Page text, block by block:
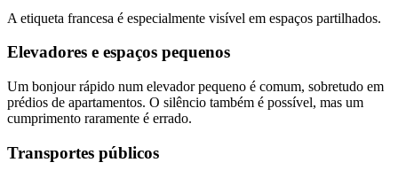
A etiqueta francesa é especialmente visível em espaços partilhados.
Elevadores e espaços pequenos
Um bonjour rápido num elevador pequeno é comum, sobretudo em
prédios de apartamentos. O silêncio também é possível, mas um
cumprimento raramente é errado.
Transportes públicos